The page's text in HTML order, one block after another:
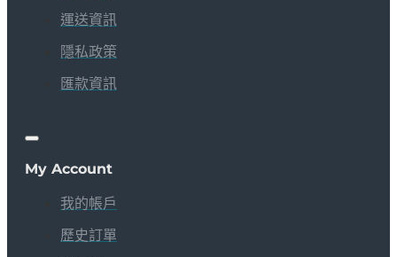
運送資訊
隱私政策
匯款資訊
My Account
我的帳戶
歷史訂單